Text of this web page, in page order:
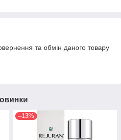
та обмін даного товару
–13%